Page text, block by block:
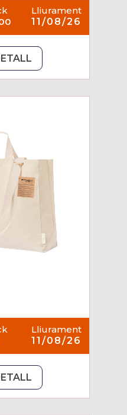
Lliurament
11/08/26
Lliurament
11/08/26